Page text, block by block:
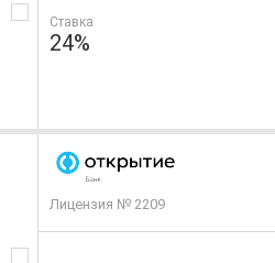
Ставка
24%
Лицензия № 2209